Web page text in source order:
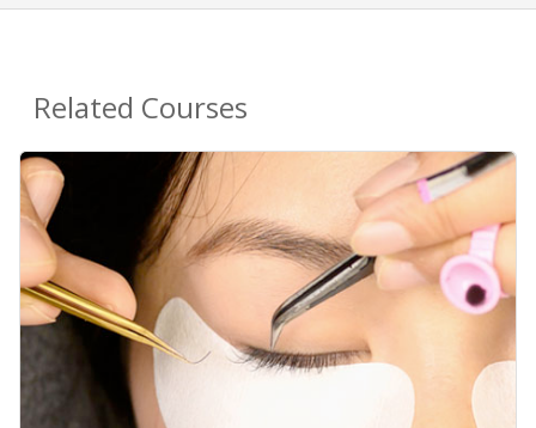
Related Courses